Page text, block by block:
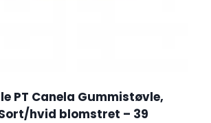
PT Canela Gummistøvle,
hvid blomstret – 39